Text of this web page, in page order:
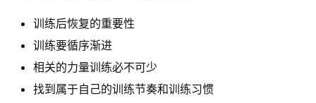
训练后恢复的重要性
训练要循序渐进
相关的力量训练必不可少
找到属于自己的训练节奏和训练习惯